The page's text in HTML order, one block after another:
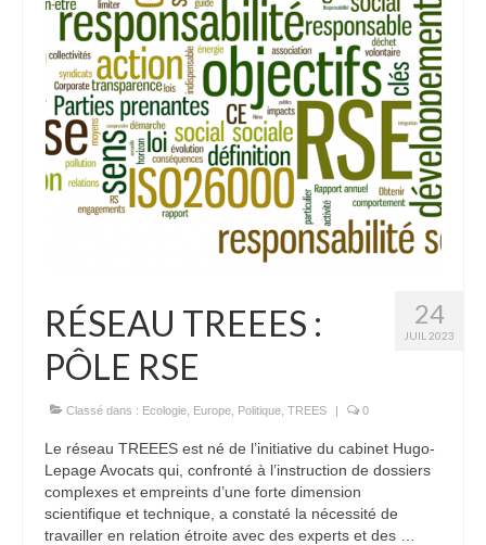
24
JUIL 2023
RÉSEAU TREEES :
PÔLE RSE
Classé dans : Ecologie Europe Politique TREES | 0
Le réseau TREEES est né de l’initiative du cabinet Hugo-
Lepage Avocats qui, confronté à l’instruction de dossiers
complexes et empreints d’une forte dimension
scientifique et technique, a constaté la nécessité de
travailler en relation étroite avec des experts et des …